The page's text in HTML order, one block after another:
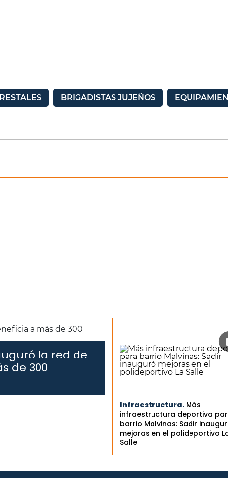
BRIGADISTAS JUJEÑOS
la red de
de 300
Infraestructura. Más
infraestructura deportiva
barrio Malvinas: Sadir
mejoras en el polideportivo
Salle